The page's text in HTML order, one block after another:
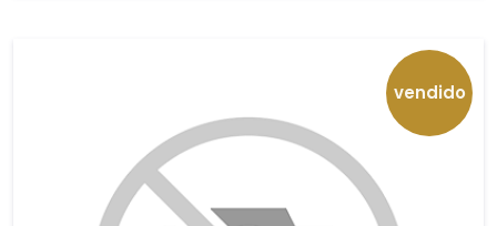
vendido